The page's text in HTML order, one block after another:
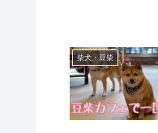
柴犬・豆柴